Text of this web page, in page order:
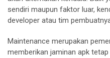
sendiri maupun faktor luar,
developer atau tim
Maintenance merupakan
memberikan jaminan apk